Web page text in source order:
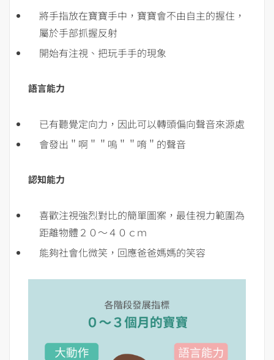
將手指放在寶寶手中，寶寶會不由自主的握住，
屬於手部抓握反射
開始有注視、把玩手手的現象
語言能力
已有聽覺定向力，因此可以轉頭偏向聲音來源處
會發出＂啊＂＂嗚＂＂唷＂的聲音
認知能力
喜歡注視強烈對比的簡單圖案，最佳視力範圍為
距離物體２０～４０ｃｍ
能夠社會化微笑，回應爸爸媽媽的笑容